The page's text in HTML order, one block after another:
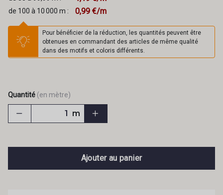
de 100 à 10 000 m : 0,99 €/m
Pour bénéficier de la réduction, les quantités peuvent être
obtenues en commandant des articles de même qualité
dans des motifs et coloris différents.
Quantité (en mètre)
m
Ajouter au panier